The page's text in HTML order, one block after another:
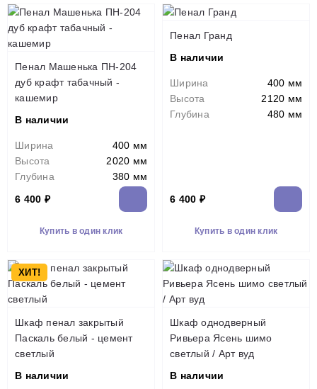
Пенал Машенька ПН-204
дуб крафт табачный -
кашемир
В наличии
Ширина
400 мм
Высота
2020 мм
Глубина
380 мм
6 400 ₽
Купить в один клик
Пенал Гранд
В наличии
Ширина
400 мм
Высота
2120 мм
Глубина
480 мм
6 400 ₽
Купить в один клик
ХИТ!
Шкаф пенал закрытый
Паскаль белый - цемент
светлый
В наличии
Шкаф однодверный
Ривьера Ясень шимо
светлый / Арт вуд
В наличии